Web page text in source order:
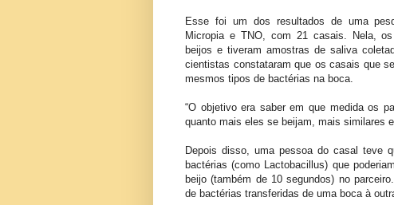
Esse foi um dos resultados de uma
Micropia e TNO, com 21 casais. Nela,
beijos e tiveram amostras de saliva
cientistas constataram que os casais que
mesmos tipos de bactérias na boca.
“O objetivo era saber em que medida os
quanto mais eles se beijam, mais similares
Depois disso, uma pessoa do casal teve
bactérias (como Lactobacillus) que
beijo (também de 10 segundos) no
de bactérias transferidas de uma boca à